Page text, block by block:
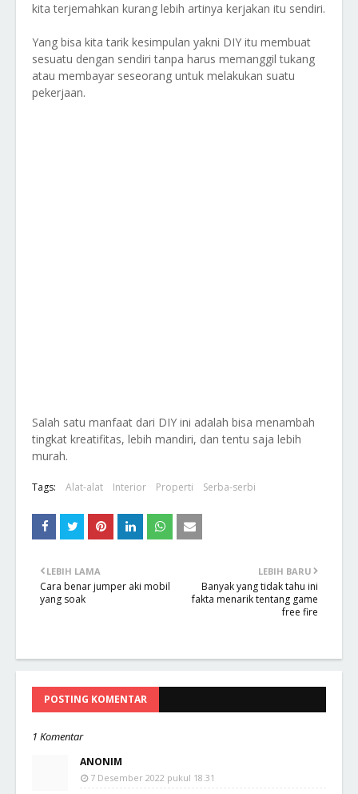
kita terjemahkan kurang lebih artinya kerjakan itu sendiri.
Yang bisa kita tarik kesimpulan yakni DIY itu membuat
sesuatu dengan sendiri tanpa harus memanggil tukang
atau membayar seseorang untuk melakukan suatu
pekerjaan.
Salah satu manfaat dari DIY ini adalah bisa menambah
tingkat kreatifitas, lebih mandiri, dan tentu saja lebih
murah.
Tags: Alat-alat Interior Properti Serba-serbi
LEBIH BARU
Banyak yang tidak tahu ini
fakta menarik tentang game
free fire
LEBIH LAMA
Cara benar jumper aki mobil
yang soak
POSTING KOMENTAR
1 Komentar
ANONIM
7 Desember 2022 pukul 18.31